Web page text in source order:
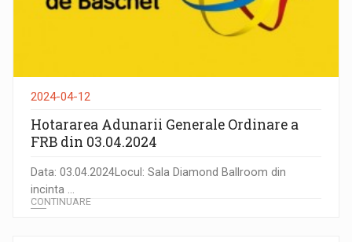
2024-04-12
Hotararea Adunarii Generale Ordinare a
FRB din 03.04.2024
Data: 03.04.2024Locul: Sala Diamond Ballroom din
incinta ...
CONTINUARE